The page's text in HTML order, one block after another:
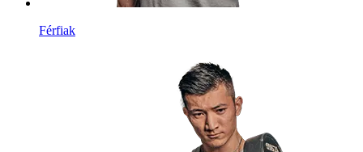
Férfiak